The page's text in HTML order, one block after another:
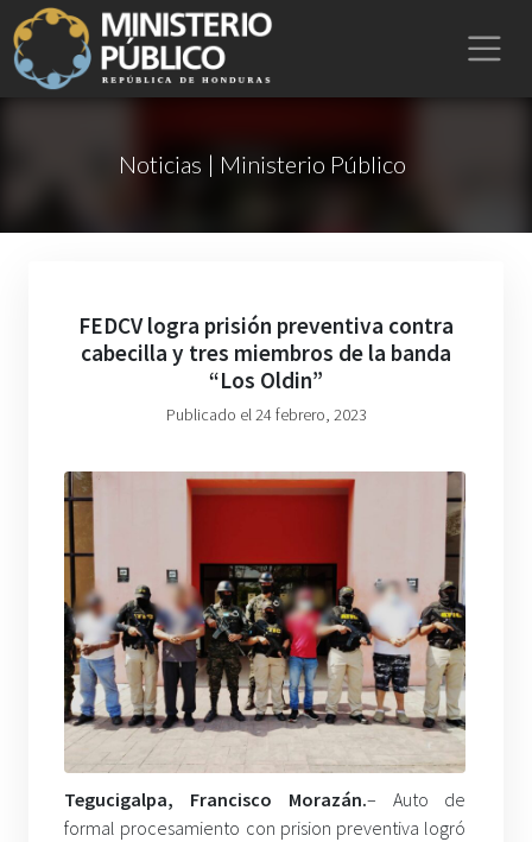
Noticias | Ministerio Público
FEDCV logra prisión preventiva contra
cabecilla y tres miembros de la banda
“Los Oldin”
Publicado el 24 febrero, 2023
Tegucigalpa, Francisco Morazán.– Auto de
formal procesamiento con prision preventiva logró